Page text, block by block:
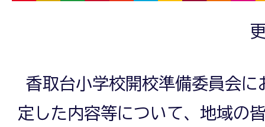
香取台小学校開校準備委員会に
定した内容等について、地域の